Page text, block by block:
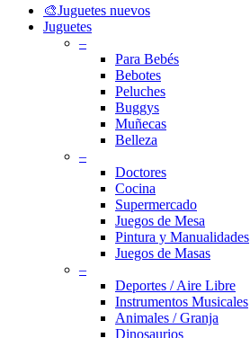
Close
Menu
🎨Juguetes nuevos
Juguetes
–
Para Bebés
Bebotes
Peluches
Buggys
Muñecas
Belleza
–
Doctores
Cocina
Supermercado
Juegos de Mesa
Pintura y Manualidades
Juegos de Masas
–
Deportes / Aire Libre
Instrumentos Musicales
Animales / Granja
Dinosaurios